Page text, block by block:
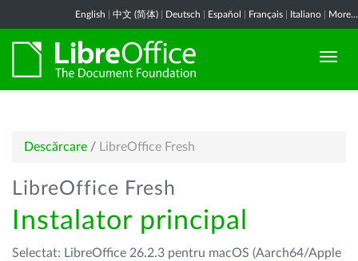
English 中文 (简体) Deutsch Español Français Italiano More...
Descărcare / LibreOffice Fresh
LibreOffice Fresh
Instalator principal
Selectat: LibreOffice 26.2.3 pentru macOS (Aarch64/Apple